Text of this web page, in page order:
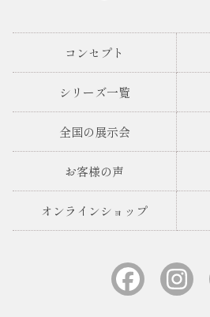
コンセプト
シリーズ一覧
全国の展示会
お客様の声
オンラインショップ